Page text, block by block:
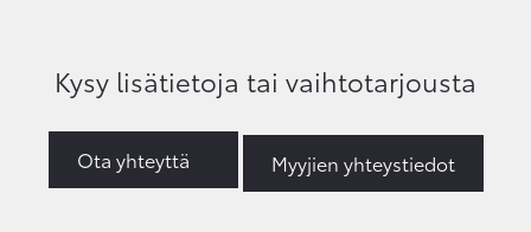
Kysy lisätietoja tai vaihtotarjousta
Ota yhteyttä Myyjien yhteystiedot